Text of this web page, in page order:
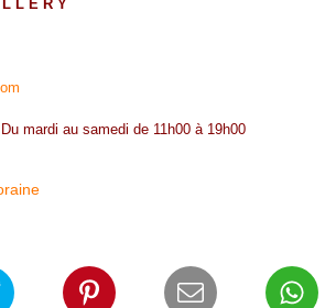
L E R Y
mardi au samedi de 11h00 à 19h00